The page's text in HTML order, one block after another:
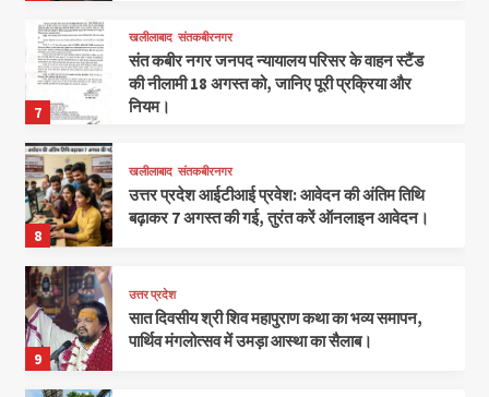
7
खलीलाबाद संतकबीरनगर
संत कबीर नगर जनपद न्यायालय परिसर के वाहन स्टैंड
की नीलामी 18 अगस्त को, जानिए पूरी प्रक्रिया और
नियम।
8
खलीलाबाद संतकबीरनगर
उत्तर प्रदेश आईटीआई प्रवेश: आवेदन की अंतिम तिथि
बढ़ाकर 7 अगस्त की गई, तुरंत करें ऑनलाइन आवेदन।
9
उत्तर प्रदेश
सात दिवसीय श्री शिव महापुराण कथा का भव्य समापन,
पार्थिव मंगलोत्सव में उमड़ा आस्था का सैलाब।